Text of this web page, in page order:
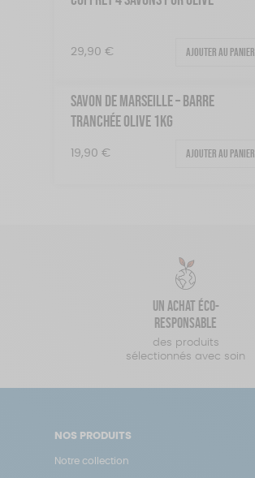
29,90 € Ajouter au panier
SAVON DE MARSEILLE – BARRE
TRANCHÉE OLIVE 1KG
19,90 € Ajouter au panier
Un achat éco-
responsable
des produits
sélectionnés avec soin
NOS PRODUITS
Notre collection